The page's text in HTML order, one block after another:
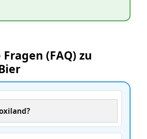
Fragen (FAQ) zu